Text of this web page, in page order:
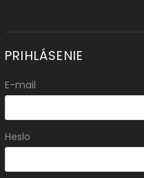
PRIHLÁSENIE
E-mail
Heslo